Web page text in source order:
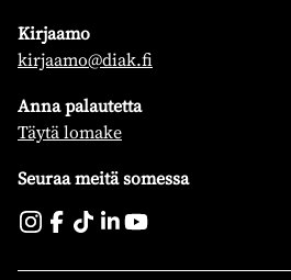
Kirjaamo
kirjaamo@diak.fi
Anna palautetta
Täytä lomake
Seuraa meitä somessa